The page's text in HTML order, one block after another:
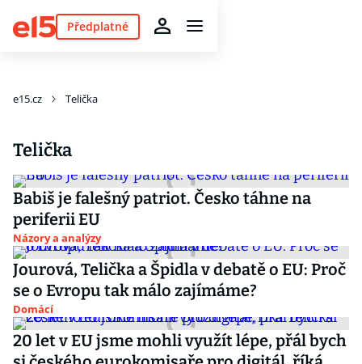
Předplatné
e15.cz Telička
Telička
Babiš je falešný patriot. Česko táhne na
periferii EU
Názory a analýzy
Jourová, Telička a Špidla v debatě o EU: Proč
se o Evropu tak málo zajímáme?
Domácí
20 let v EU jsme mohli využít lépe, přál bych